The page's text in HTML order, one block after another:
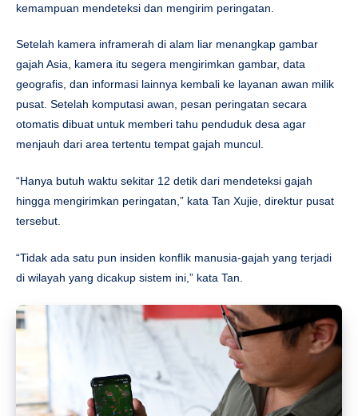
kemampuan mendeteksi dan mengirim peringatan.
Setelah kamera inframerah di alam liar menangkap gambar
gajah Asia, kamera itu segera mengirimkan gambar, data
geografis, dan informasi lainnya kembali ke layanan awan milik
pusat. Setelah komputasi awan, pesan peringatan secara
otomatis dibuat untuk memberi tahu penduduk desa agar
menjauh dari area tertentu tempat gajah muncul.
“Hanya butuh waktu sekitar 12 detik dari mendeteksi gajah
hingga mengirimkan peringatan,” kata Tan Xujie, direktur pusat
tersebut.
“Tidak ada satu pun insiden konflik manusia-gajah yang terjadi
di wilayah yang dicakup sistem ini,” kata Tan.